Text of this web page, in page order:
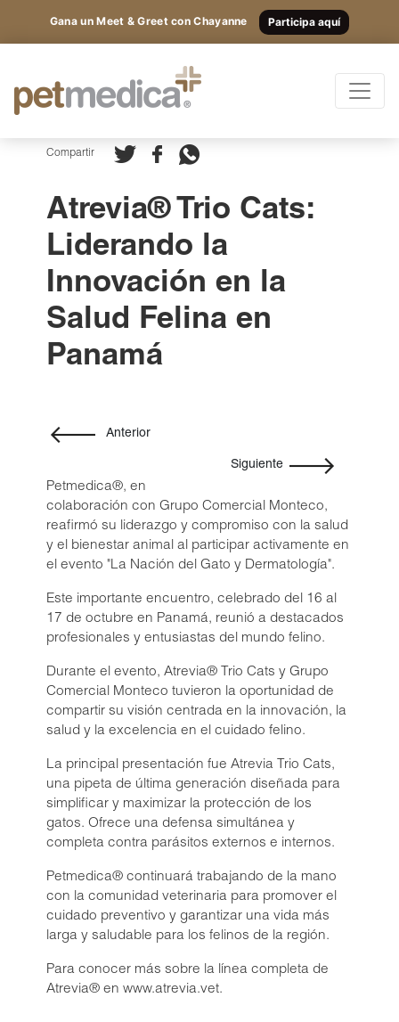
Gana un Meet & Greet con Chayanne Participa aquí
Antibióticos
Antiparasitarios
Antiinflamatorios
Anestésicos
Nutricionales
Cefaxam® 4000/2000
Cefaxam® 1000/500
Cefaxam® 500/250
Vetamycon® Ear Drops
Liquadox®
Marboxi-Tabs® 100
Marboxi-Tabs® 50
Marboxi-Tabs® 25
Spiro-Tabs M® 10
Doxi-Tabs® LB100
Cipro-Tabs 125 Soft Chews
Liquamox® C IS
Amoxi-Tabs C®-250
Cefoxi-Tabs® C
Cipro-Tabs 250®
Clinda-Tabs® 150 FT
Clinda-Tabs® 300 FT
Enro-Tabs® 150 FT
Registrarte
accede
a los
contenidos
exclusivos.
Regístrate
Iniciar sesión
es una
división de Agrovet
Market S.A.
Compartir
Atrevia® Trio Cats:
Liderando la
Innovación en la
Salud Felina en
Panamá
Anterior
Siguiente
Petmedica®, en
colaboración con Grupo Comercial Monteco,
reafirmó su liderazgo y compromiso con la salud
y el bienestar animal al participar activamente en
el evento "La Nación del Gato y Dermatología".
Este importante encuentro, celebrado del 16 al
17 de octubre en Panamá, reunió a destacados
profesionales y entusiastas del mundo felino.
Durante el evento, Atrevia® Trio Cats y Grupo
Comercial Monteco tuvieron la oportunidad de
compartir su visión centrada en la innovación, la
salud y la excelencia en el cuidado felino.
La principal presentación fue Atrevia Trio Cats,
una pipeta de última generación diseñada para
simplificar y maximizar la protección de los
gatos. Ofrece una defensa simultánea y
completa contra parásitos externos e internos.
Petmedica® continuará trabajando de la mano
con la comunidad veterinaria para promover el
cuidado preventivo y garantizar una vida más
larga y saludable para los felinos de la región.
Para conocer más sobre la línea completa de
Atrevia® en www.atrevia.vet.